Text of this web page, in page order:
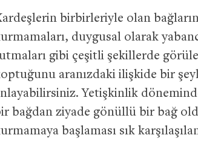
birbirleriyle olan
duygusal olarak
gibi çeşitli şekillerde
aranızdaki ilişkide bir
Yetişkinlik
bağdan ziyade gönüllü bir bağ
başlaması sık